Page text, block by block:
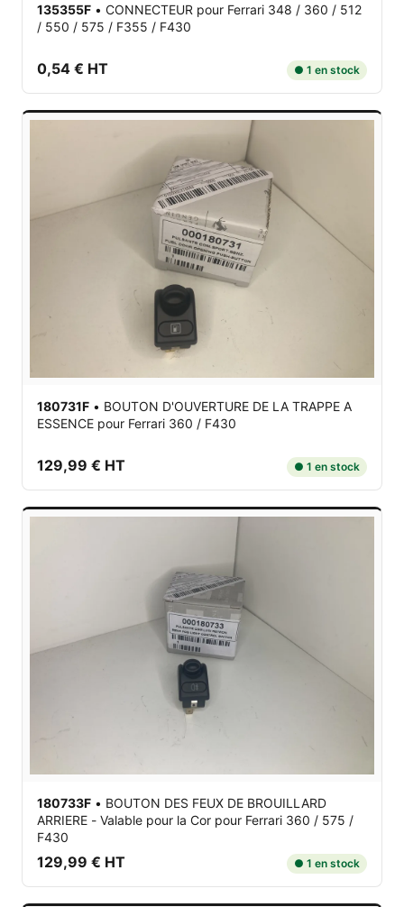
135355F • CONNECTEUR pour Ferrari 348 / 360 / 512
/ 550 / 575 / F355 / F430
0,54 € HT ● 1 en stock
180731F • BOUTON D'OUVERTURE DE LA TRAPPE A
ESSENCE pour Ferrari 360 / F430
129,99 € HT ● 1 en stock
180733F • BOUTON DES FEUX DE BROUILLARD
ARRIERE - Valable pour la Cor pour Ferrari 360 / 575 /
F430
129,99 € HT ● 1 en stock